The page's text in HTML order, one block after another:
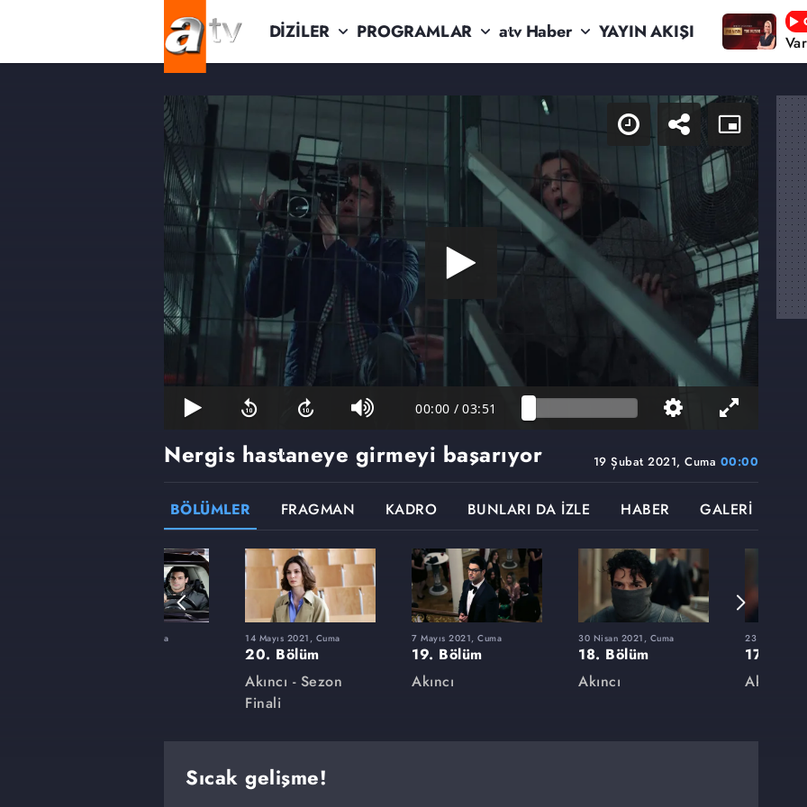
DİZİLER PROGRAMLAR atv Haber YAYIN AKIŞI
00:00 / 03:51
19 Şubat 2021, Cuma 00:00
Nergis hastaneye girmeyi başarıyor
BÖLÜMLER FRAGMAN KADRO BUNLARI DA İZLE HABER GALERİ
5 Şubat 2021, Cuma 14 Mayıs 2021, Cuma
20. Bölüm
Akıncı - Sezon
Finali
7 Mayıs 2021, Cuma
19. Bölüm
Akıncı
30 Nisan 2021, Cuma
18. Bölüm
Akıncı
23 Nisan
17. Bölüm
Akıncı
Sıcak gelişme!